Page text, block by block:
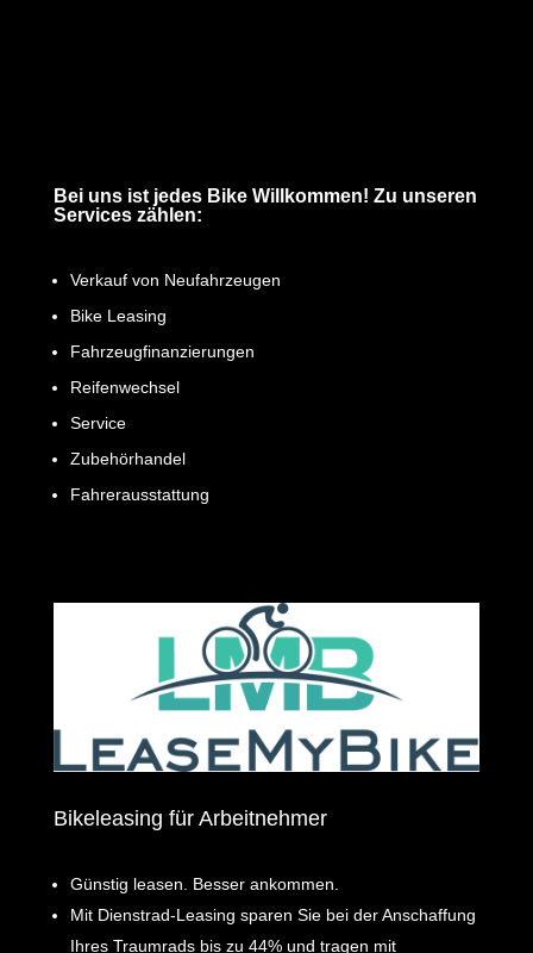
Bei uns ist jedes Bike Willkommen! Zu unseren
Services zählen:
Verkauf von Neufahrzeugen
Bike Leasing
Fahrzeugfinanzierungen
Reifenwechsel
Service
Zubehörhandel
Fahrerausstattung
Bikeleasing für Arbeitnehmer
Günstig leasen. Besser ankommen.
Mit Dienstrad-Leasing sparen Sie bei der Anschaffung
Ihres Traumrads bis zu 44% und tragen mit